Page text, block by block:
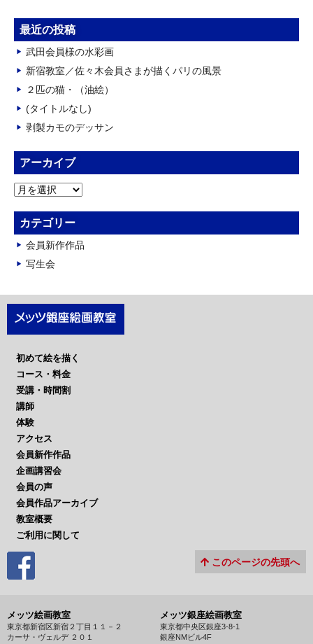
最近の投稿
武田会員様の水彩画
新宿教室／佐々木会員さまが描くパリの風景
２匹の猫・（油絵）
(タイトルなし)
剥製カモのデッサン
アーカイブ
ア
カ
イ
ブ
カテゴリー
会員新作作品
写生会
初めて絵を描く
コース・料金
受講・時間割
講師
体験
アクセス
会員新作作品
企画講習会
会員の声
会員作品アーカイブ
教室概要
ご利用に関して
このページの先頭へ
メッツ絵画教室
東京都新宿区新宿２丁目１１－２
カーサ・ヴェルデ ２０１
メッツ銀座絵画教室
東京都中央区銀座3-8-1
銀座NMビル4F